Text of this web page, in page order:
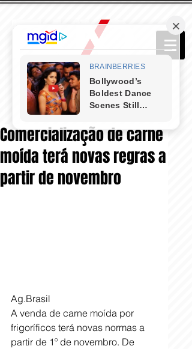
Comercialização de carne
moída terá novas regras a
partir de novembro
Ag.Brasil
A venda de carne moída por
frigoríficos terá novas normas a
partir de 1º de novembro. De